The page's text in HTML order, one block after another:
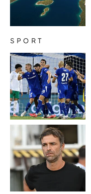
SPORT